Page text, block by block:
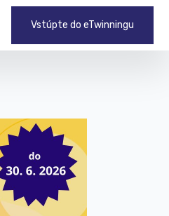
Vstúpte do eTwinningu